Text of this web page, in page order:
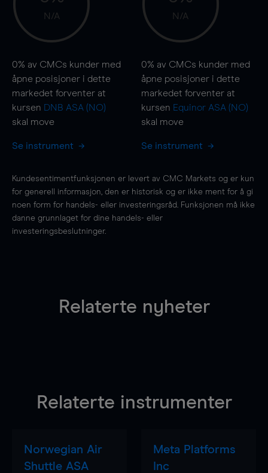
N/A
0% av CMCs kunder med
åpne posisjoner i dette
markedet forventer at
kursen DNB ASA (NO)
skal move
Se instrument
N/A
0% av CMCs kunder med
åpne posisjoner i dette
markedet forventer at
kursen Equinor ASA (NO)
skal move
Se instrument
Kundesentimentfunksjonen er levert av CMC Markets og er kun
for generell informasjon, den er historisk og er ikke ment for å gi
noen form for handels- eller investeringsråd. Funksjonen må ikke
danne grunnlaget for dine handels- eller
investeringsbeslutninger.
Relaterte nyheter
Relaterte instrumenter
Norwegian Air
Shuttle ASA
Meta Platforms
Inc